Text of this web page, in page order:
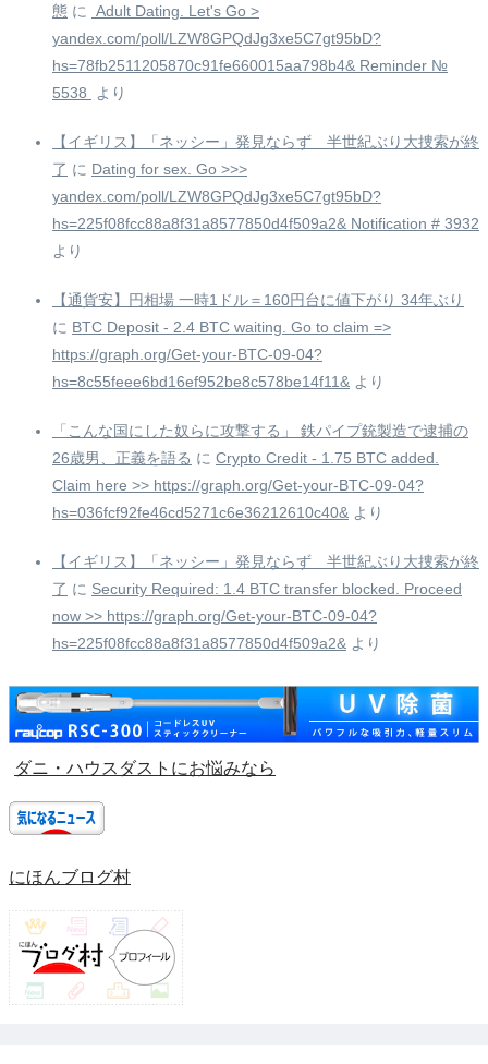
態 に
️ Adult Dating. Let's Go >
yandex.com/poll/LZW8GPQdJg3xe5C7gt95bD?
hs=78fb2511205870c91fe660015aa798b4& Reminder №
5538 ️
より
【イギリス】「ネッシー」発見ならず 半世紀ぶり大捜索が終
了 に Dating for sex. Go >>>
yandex.com/poll/LZW8GPQdJg3xe5C7gt95bD?
hs=225f08fcc88a8f31a8577850d4f509a2& Notification # 3932
より
【通貨安】円相場 一時1ドル＝160円台に値下がり 34年ぶり
に BTC Deposit - 2.4 BTC waiting. Go to claim =>
https://graph.org/Get-your-BTC-09-04?
hs=8c55feee6bd16ef952be8c578be14f11& より
「こんな国にした奴らに攻撃する」 鉄パイプ銃製造で逮捕の
26歳男、正義を語る に Crypto Credit - 1.75 BTC added.
Claim here >> https://graph.org/Get-your-BTC-09-04?
hs=036fcf92fe46cd5271c6e36212610c40& より
【イギリス】「ネッシー」発見ならず 半世紀ぶり大捜索が終
了 に Security Required: 1.4 BTC transfer blocked. Proceed
now >> https://graph.org/Get-your-BTC-09-04?
hs=225f08fcc88a8f31a8577850d4f509a2& より
ダニ・ハウスダストにお悩みなら
にほんブログ村